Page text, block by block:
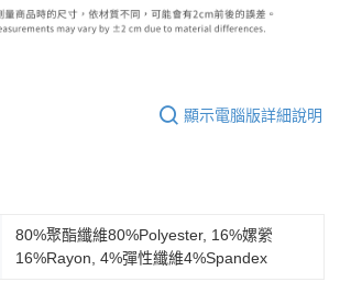
顯示電腦版詳細說明
80%聚酯纖維80%Polyester, 16%嫘縈
16%Rayon, 4%彈性纖維4%Spandex